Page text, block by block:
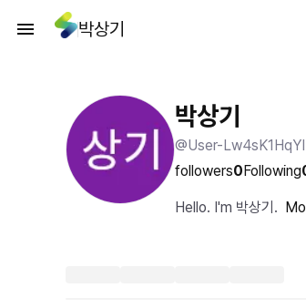
박상기
박상기
@User-Lw4sK1HqYI
followers0Following
Hello. I'm 박상기.